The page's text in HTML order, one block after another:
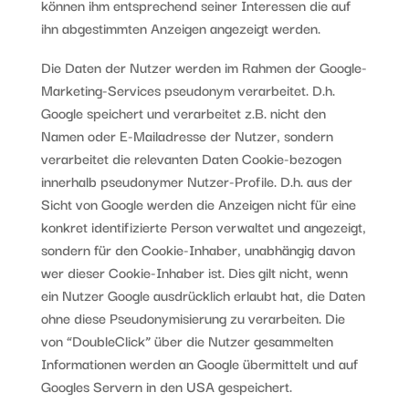
können ihm entsprechend seiner Interessen die auf
ihn abgestimmten Anzeigen angezeigt werden.
Die Daten der Nutzer werden im Rahmen der Google-
Marketing-Services pseudonym verarbeitet. D.h.
Google speichert und verarbeitet z.B. nicht den
Namen oder E-Mailadresse der Nutzer, sondern
verarbeitet die relevanten Daten Cookie-bezogen
innerhalb pseudonymer Nutzer-Profile. D.h. aus der
Sicht von Google werden die Anzeigen nicht für eine
konkret identifizierte Person verwaltet und angezeigt,
sondern für den Cookie-Inhaber, unabhängig davon
wer dieser Cookie-Inhaber ist. Dies gilt nicht, wenn
ein Nutzer Google ausdrücklich erlaubt hat, die Daten
ohne diese Pseudonymisierung zu verarbeiten. Die
von “DoubleClick” über die Nutzer gesammelten
Informationen werden an Google übermittelt und auf
Googles Servern in den USA gespeichert.